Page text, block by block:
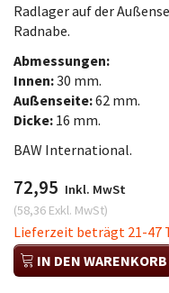
Radlager auf der
Radnabe.
Abmessungen:
Innen:30 mm.
Außenseite:62 mm.
Dicke: 16 mm.
BAW International.
72,95 Inkl. MwSt
(58,36 Exkl. MwSt)
Lieferzeit beträgt 21-47
IN DEN WARENKORB